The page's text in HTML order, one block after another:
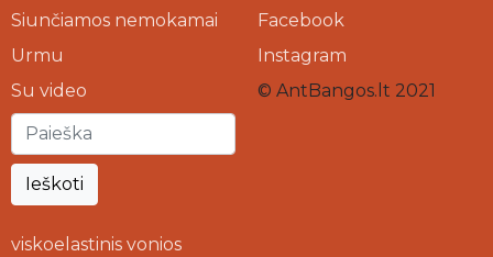
Siunčiamos nemokamai
Urmu
Su video
Ieškoti
viskoelastinis vonios
Facebook
Instagram
© AntBangos.lt 2021